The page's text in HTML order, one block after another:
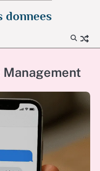
donnees